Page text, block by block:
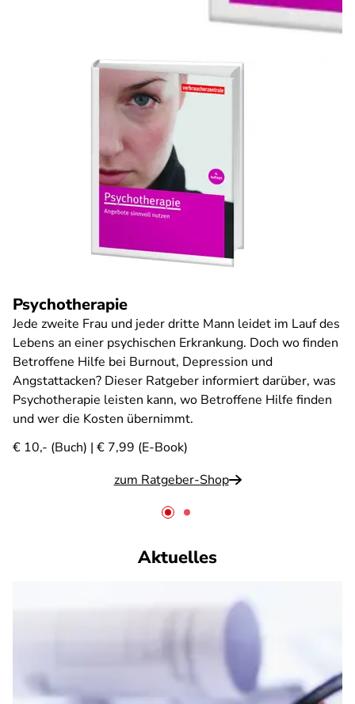
Psychotherapie
Jede zweite Frau und jeder dritte Mann leidet im Lauf des
Lebens an einer psychischen Erkrankung. Doch wo finden
Betroffene Hilfe bei Burnout, Depression und
Angstattacken? Dieser Ratgeber informiert darüber, was
Psychotherapie leisten kann, wo Betroffene Hilfe finden
und wer die Kosten übernimmt.
€ 10,- (Buch) | € 7,99 (E-Book)
zum Ratgeber-Shop
Aktuelles